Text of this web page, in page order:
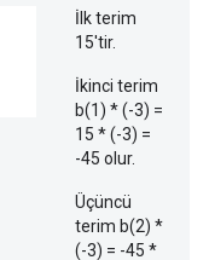
İlk terim
15'tir.
İkinci terim
b(1) * (-3) =
15 * (-3) =
-45 olur.
Üçüncü
terim b(2) *
(-3) = -45 *